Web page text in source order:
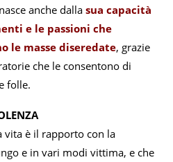
anche dalla sua capacità
e le passioni che
le masse diseredate, grazie
che le consentono di
folle.
vita è il rapporto con la
e in vari modi vittima, e che